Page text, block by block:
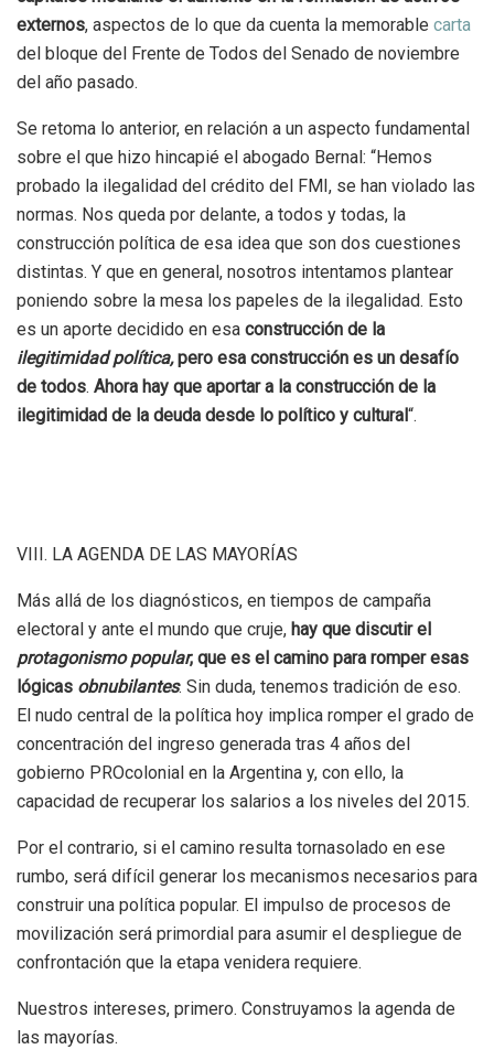
externos, aspectos de lo que da cuenta la memorable carta
del bloque del Frente de Todos del Senado de noviembre
del año pasado.
Se retoma lo anterior, en relación a un aspecto fundamental
sobre el que hizo hincapié el abogado Bernal: “Hemos
probado la ilegalidad del crédito del FMI, se han violado las
normas. Nos queda por delante, a todos y todas, la
construcción política de esa idea que son dos cuestiones
distintas. Y que en general, nosotros intentamos plantear
poniendo sobre la mesa los papeles de la ilegalidad. Esto
es un aporte decidido en esa construcción de la
ilegitimidad política,pero esa construcción es un desafío
de todos. Ahora hay que aportar a la construcción de la
ilegitimidad de la deuda desde lo político y cultural“.
VIII. LA AGENDA DE LAS MAYORÍAS
Más allá de los diagnósticos, en tiempos de campaña
electoral y ante el mundo que cruje, hay que discutir el
protagonismo popular, que es el camino para romper esas
lógicas obnubilantes. Sin duda, tenemos tradición de eso.
El nudo central de la política hoy implica romper el grado de
concentración del ingreso generada tras 4 años del
gobierno PROcolonial en la Argentina y, con ello, la
capacidad de recuperar los salarios a los niveles del 2015.
Por el contrario, si el camino resulta tornasolado en ese
rumbo, será difícil generar los mecanismos necesarios para
construir una política popular. El impulso de procesos de
movilización será primordial para asumir el despliegue de
confrontación que la etapa venidera requiere.
Nuestros intereses, primero. Construyamos la agenda de
las mayorías.